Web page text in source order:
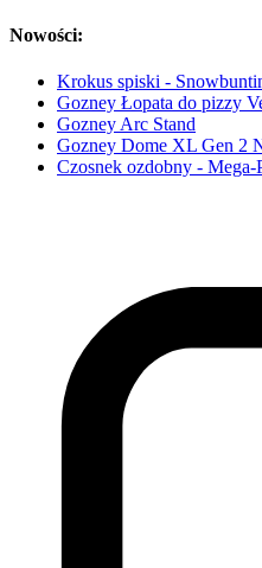
Nowości:
Krokus spiski -
Gozney Łopata do pizzy
Gozney Arc Stand
Gozney Dome XL Gen 2
Czosnek ozdobny -